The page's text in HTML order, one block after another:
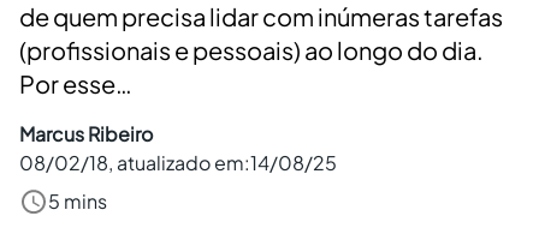
Outros
de quem precisa lidar com inúmeras tarefas
(profissionais e pessoais) ao longo do dia.
Por esse…
Marcus Ribeiro
08/02/18, atualizado em:14/08/25
5 mins